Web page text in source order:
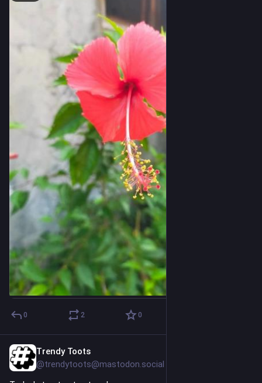
0 2 0
Trendy Toots
@trendytoots@mastodon.social